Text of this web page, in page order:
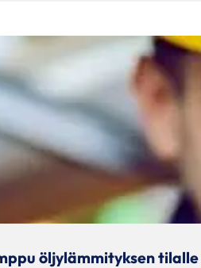
öljylämmityksen